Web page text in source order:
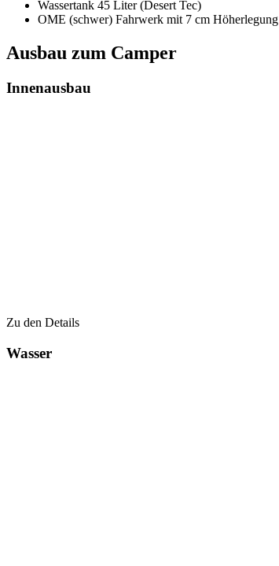
Wassertank 45 Liter (Desert Tec)
OME (schwer) Fahrwerk mit 7 cm Höherlegung
Ausbau zum Camper
Innenausbau
Zu den Details
Wasser